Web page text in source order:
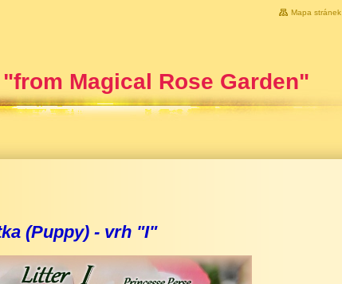
Magical Rose Garden"
Mapa stránek
(Puppy) - vrh "I"